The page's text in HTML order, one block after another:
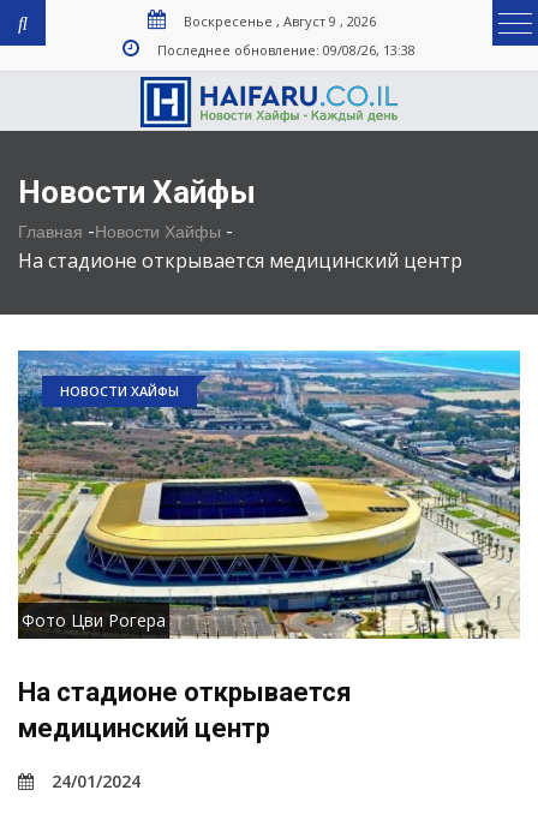
Воскресенье , Август 9 , 2026
Последнее обновление: 09/08/26, 13:38
Новости Хайфы
Главная -Новости Хайфы -
На стадионе открывается медицинский центр
НОВОСТИ ХАЙФЫ
Фото Цви Рогера
На стадионе открывается
медицинский центр
24/01/2024